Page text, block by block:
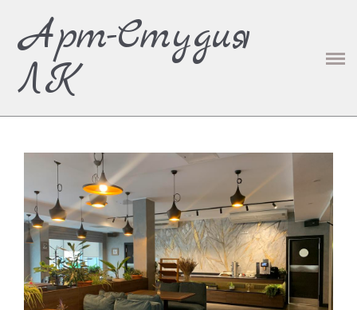
О НАС
РЕСТОРАНЫ И КАФЕ
ИНДУСТРИЯ КРАСОТЫ И ЗДОРОВЬЯ
ЖИЛЫЕ ИНТЕРЬЕРЫ
ВИЗУАЛИЗАЦИИ
КОНТАКТЫ
Арт-Студия
ЛК